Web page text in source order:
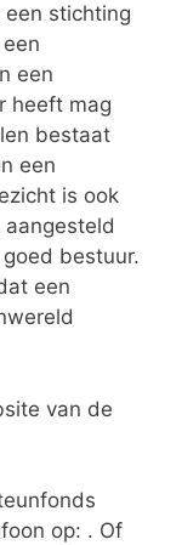
stichting
een
heeft mag
bestaat
een
is ook
bestuur.
een
van de
op: . Of